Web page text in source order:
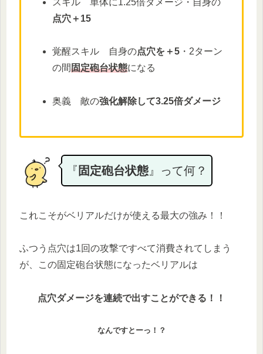
点穴＋15
覚醒スキル 自身の点穴を＋5 ・2ターン
の間固定砲台状態になる
奥義 敵の強化解除して3.25倍ダメージ
『 固定砲台状態 』って何？
これこそがベリアルだけが使える最大の強み！！
ふつう点穴は1回の攻撃ですべて消費されてしまう
が、この固定砲台状態になったベリアルは
点穴ダメージを連続で出すことができる！！
なんですとーっ！？